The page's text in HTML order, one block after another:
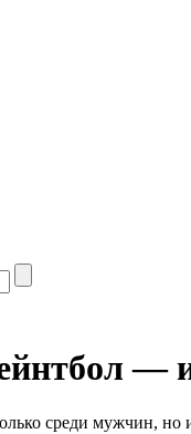
—
среди мужчин, но